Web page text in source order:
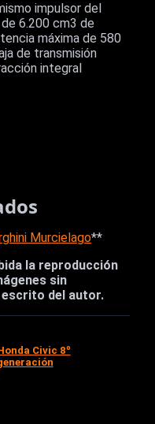
impulsor del
6.200 cm3 de
máxima de 580
de transmisión
integral
Murcielago**
la reproducción
sin
del autor.
Civic 8º